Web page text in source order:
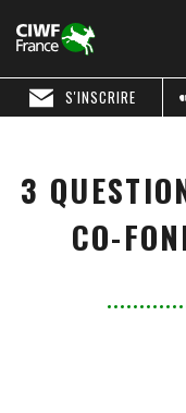
S'INSCRIRE
3
CO-